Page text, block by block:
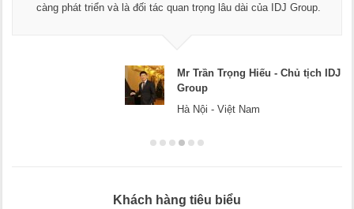
càng phát triển và là đối tác quan trọng lâu dài của IDJ Group.
Mr Trần Trọng Hiếu - Chủ tịch IDJ
Group
Hà Nội - Việt Nam
Khách hàng tiêu biểu